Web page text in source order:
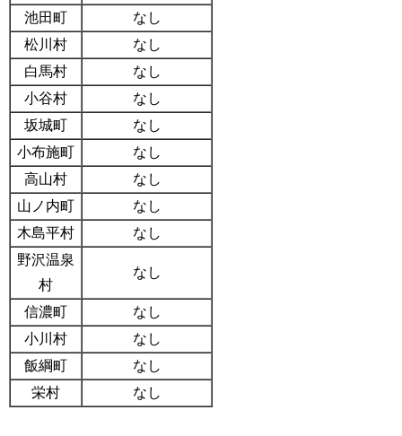
池田町
なし
松川村
なし
白馬村
なし
小谷村
なし
坂城町
なし
小布施町
なし
高山村
なし
山ノ内町
なし
木島平村
なし
野沢温泉
村
なし
信濃町
なし
小川村
なし
飯綱町
なし
栄村
なし